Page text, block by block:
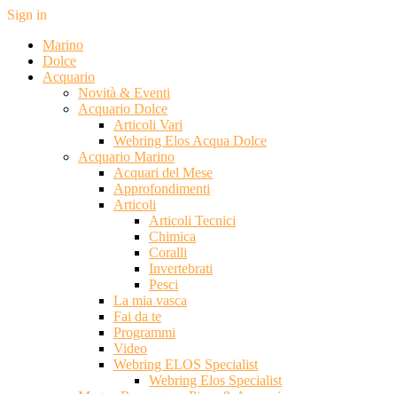
Sign in
Marino
Dolce
Acquario
Novità & Eventi
Acquario Dolce
Articoli Vari
Webring Elos Acqua Dolce
Acquario Marino
Acquari del Mese
Approfondimenti
Articoli
Articoli Tecnici
Chimica
Coralli
Invertebrati
Pesci
La mia vasca
Fai da te
Programmi
Video
Webring ELOS Specialist
Webring Elos Specialist